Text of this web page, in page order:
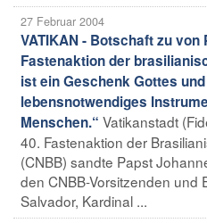
27 Februar 2004
VATIKAN - Botschaft zu
Fastenaktion der
ist ein Geschenk Gottes
lebensnotwendiges
Menschen.“ Vatikanstadt
40. Fastenaktion der
(CNBB) sandte Papst
den CNBB-Vorsitzenden und
Salvador, Kardinal ...